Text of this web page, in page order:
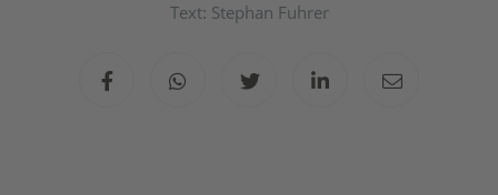
Text: Stephan Fuhrer